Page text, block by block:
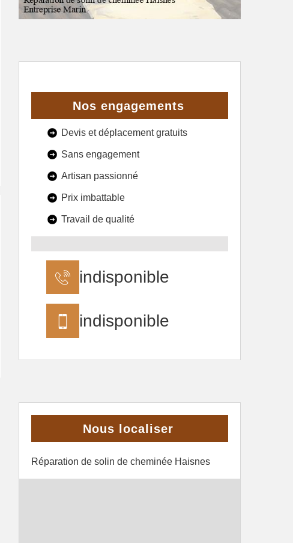
Nos engagements
Devis et déplacement gratuits
Sans engagement
Artisan passionné
Prix imbattable
Travail de qualité
indisponible
indisponible
Nous localiser
Réparation de solin de cheminée Haisnes